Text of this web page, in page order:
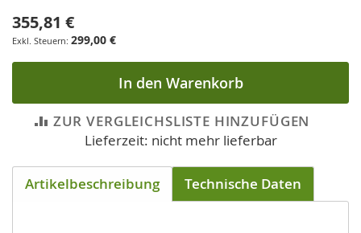
355,81 €
299,00 €
In den Warenkorb
ZUR VERGLEICHSLISTE HINZUFÜGEN
Lieferzeit: nicht mehr lieferbar
Artikelbeschreibung Technische Daten